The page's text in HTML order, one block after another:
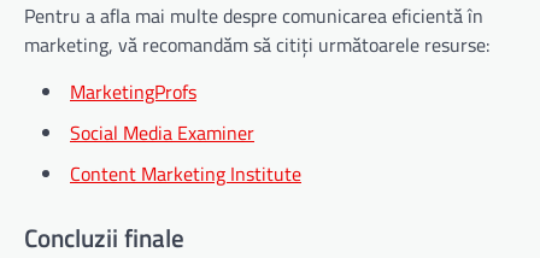
Pentru a afla mai multe despre comunicarea eficientă în
marketing, vă recomandăm să citiți următoarele resurse:
MarketingProfs
Social Media Examiner
Content Marketing Institute
Concluzii finale